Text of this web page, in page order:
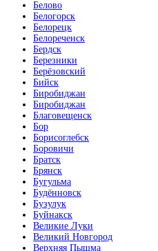
Белово
Белогорск
Белорецк
Белореченск
Бердск
Березники
Берёзовский
Бийск
Биробиджан
Биробиджан
Благовещенск
Бор
Борисоглебск
Боровичи
Братск
Брянск
Бугульма
Будённовск
Бузулук
Буйнакск
Великие Луки
Великий Новгород
Верхняя Пышма